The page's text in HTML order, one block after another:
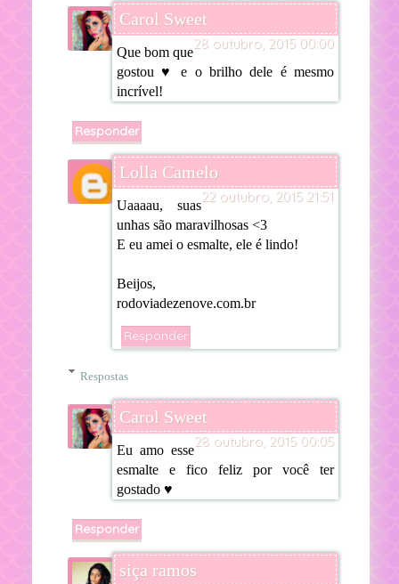
Carol Sweet
28 outubro, 2015 00:00
Que bom que
gostou ♥ e o brilho dele é mesmo
incrível!
Responder
Lolla Camelo
22 outubro, 2015 21:51
Uaaaau, suas
unhas são maravilhosas <3
E eu amei o esmalte, ele é lindo!
Beijos,
rodoviadezenove.com.br
Responder
Respostas
Carol Sweet
28 outubro, 2015 00:05
Eu amo esse
esmalte e fico feliz por você ter
gostado ♥
Responder
siça ramos